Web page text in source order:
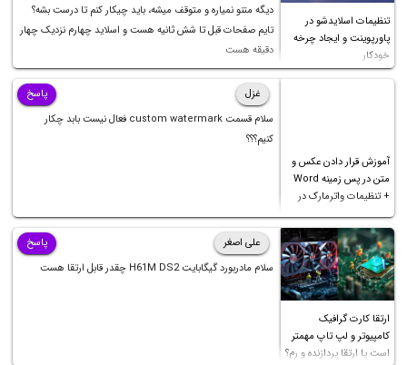
تنظیمات اسلایدشو در
پاورپوینت و ایجاد چرخه
خودکار
دیگه متنو نمیاره و متوقف میشه، باید چیکار کنم تا درست بشه؟
تایم صفحات قبل تا شش ثانیه هست و اسلاید چهارم نزدیک چهار
دقیقه هست
آموزش قرار دادن عکس و
متن در پس زمینه Word
+ تنظیمات واترمارک در
ورد
غزل
سلام قسمت custom watermark فعال نیست بابد چکار
کنیم؟؟؟
پاسخ
ارتقا کارت گرافیک
کامپیوتر و لپ تاپ مهمتر
است یا ارتقا پردازنده و رم؟
علی اصغر
سلام مادربورد گیگابایت H61M DS2 چقدر قابل ارتقا هست
پاسخ